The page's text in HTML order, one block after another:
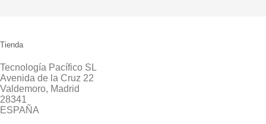
Tienda
Tecnología Pacífico SL
Avenida de la Cruz 22
Valdemoro, Madrid
28341
ESPAÑA